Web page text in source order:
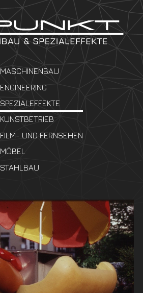
MASCHINENBAU
ENGINEERING
SPEZIALEFFEKTE
KUNSTBETRIEB
FILM- UND FERNSEHEN
MÖBEL
STAHLBAU